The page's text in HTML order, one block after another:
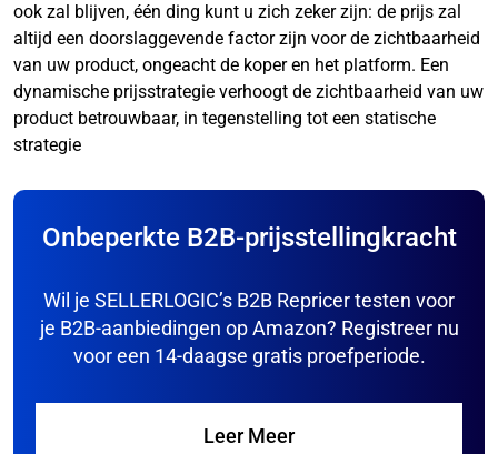
ook zal blijven, één ding kunt u zich zeker zijn: de prijs zal
altijd een doorslaggevende factor zijn voor de zichtbaarheid
van uw product, ongeacht de koper en het platform. Een
dynamische prijsstrategie verhoogt de zichtbaarheid van uw
product betrouwbaar, in tegenstelling tot een statische
strategie
Onbeperkte B2B-prijsstellingkracht
Wil je SELLERLOGIC’s B2B Repricer testen voor
je B2B-aanbiedingen op Amazon? Registreer nu
voor een 14-daagse gratis proefperiode.
Leer Meer